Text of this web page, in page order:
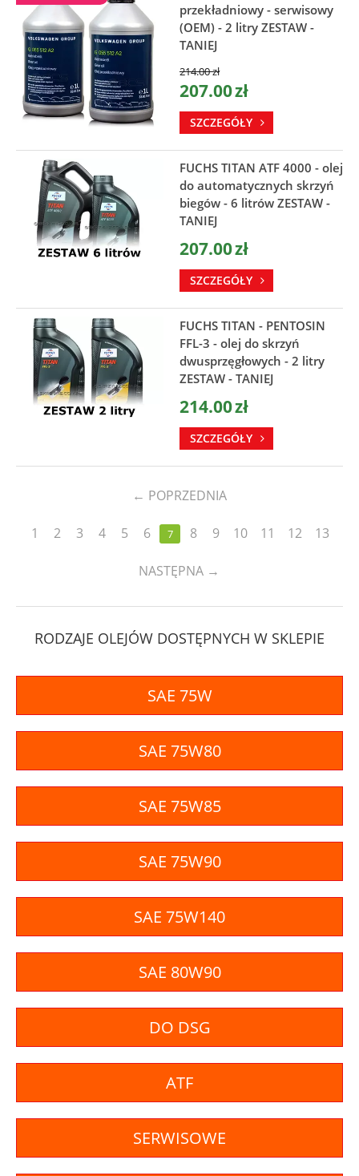
przekładniowy - serwisowy
(OEM) - 2 litry ZESTAW -
TANIEJ
214.00zł
207.00zł
SZCZEGÓŁY
FUCHS TITAN ATF 4000 - olej
do automatycznych skrzyń
biegów - 6 litrów ZESTAW -
TANIEJ
207.00zł
SZCZEGÓŁY
FUCHS TITAN - PENTOSIN
FFL-3 - olej do skrzyń
dwusprzęgłowych - 2 litry
ZESTAW - TANIEJ
214.00zł
SZCZEGÓŁY
← POPRZEDNIA
1 2 3 4 5 6 7 8 9 10 11 12 13
NASTĘPNA →
RODZAJE OLEJÓW DOSTĘPNYCH W SKLEPIE
SAE 75W
SAE 75W80
SAE 75W85
SAE 75W90
SAE 75W140
SAE 80W90
DO DSG
ATF
SERWISOWE